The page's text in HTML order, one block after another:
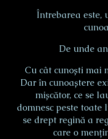
Întrebarea este,
De unde
Cu cât cunoști mai
Dar în cunoaștere
mișcător, ce se
domnesc peste
se drept regină a
care o